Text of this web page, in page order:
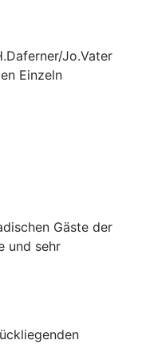
Jo.Vater
Einzeln
Gäste der
und sehr